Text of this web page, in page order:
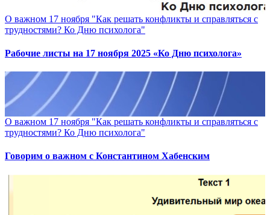
О важном 17 ноября "Как решать конфликты и справляться с
трудностями? Ко Дню психолога"
Рабочие листы на 17 ноября 2025 «Ко Дню психолога»
О важном 17 ноября "Как решать конфликты и справляться с
трудностями? Ко Дню психолога"
Говорим о важном с Константином Хабенским